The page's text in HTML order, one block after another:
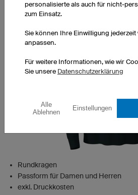
Rundkragen
Passform für Damen und Herren
exkl. Druckkosten
personalisierte als auch für nicht-
zum Einsatz.
Sie können Ihre Einwilligung
anpassen.
Für weitere Informationen, wie wir
Sie unsere Datenschutzerklärung
Alle
Ablehnen
Einstellungen